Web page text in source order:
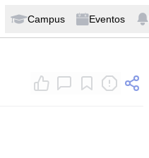
Campus Eventos